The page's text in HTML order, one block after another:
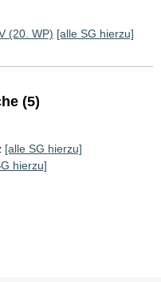
(20. WP) [alle SG hierzu]
(5)
[alle SG hierzu]
hierzu]